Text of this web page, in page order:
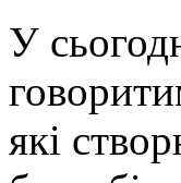
У
які